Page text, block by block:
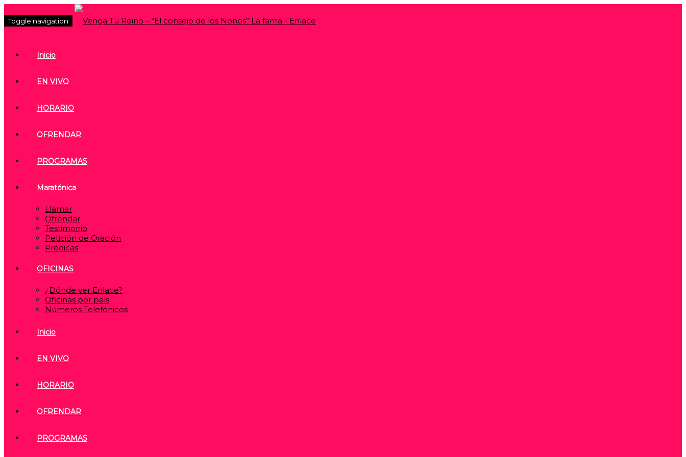
Toggle navigation
Inicio
EN VIVO
HORARIO
OFRENDAR
PROGRAMAS
Maratónica
Llamar
Ofrendar
Testimonio
Petición de Oración
Prédicas
OFICINAS
¿Dónde ver Enlace?
Oficinas por país
Números Telefónicos
Inicio
EN VIVO
HORARIO
OFRENDAR
PROGRAMAS